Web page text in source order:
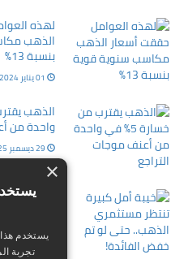
لهذه
الذهب
بنسبة 13%
01 يناير 2024 | 05:17 م
واحدة من
29 ديسمبر 2025 | 07:11 م
خيبة أمل
الذهب..
25 يناير 2024 | 12:57 ص
×
يستخدم
تجربة